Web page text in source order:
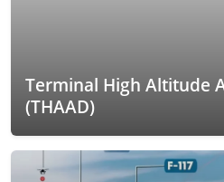
Terminal High Altitude
(THAAD)